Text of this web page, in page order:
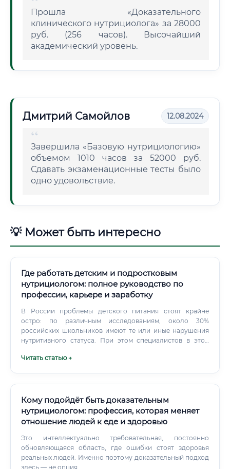
Прошла «Доказательного
клинического нутрициолога» за 28000
руб. (256 часов). Высочайший
академический уровень.
Дмитрий Самойлов 12.08.2024
Завершила «Базовую нутрициологию»
объемом 1010 часов за 52000 руб.
Сдавать экзаменационные тесты было
одно удовольствие.
💡 Может быть интересно
Где работать детским и подростковым
нутрициологом: полное руководство по
профессии, карьере и заработку
В России проблемы детского питания стоят крайне
остро: по различным исследованиям, около 30%
российских школьников имеют те или иные нарушения
нутритивного статуса. При этом специалистов в этой
Читать статью →
Кому подойдёт быть доказательным
нутрициологом: профессия, которая меняет
отношение людей к еде и здоровью
Это интеллектуально требовательная, постоянно
обновляющаяся область, где ошибки стоят здоровья
реальных людей. Именно поэтому доказательный подход
здесь — не опция.